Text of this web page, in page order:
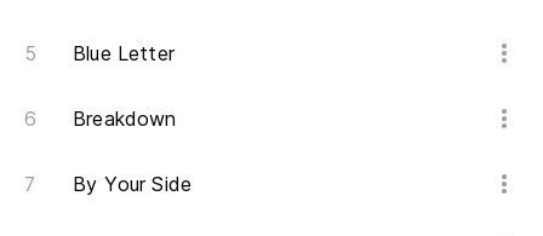
Blue Letter
Breakdown
By Your Side